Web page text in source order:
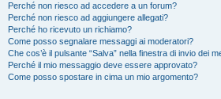
Perché non riesco ad accedere a un forum?
Perché non riesco ad aggiungere allegati?
Perché ho ricevuto un richiamo?
Come posso segnalare messaggi ai moderatori?
Che cos’è il pulsante “Salva” nella finestra di invio dei
Perché il mio messaggio deve essere approvato?
Come posso spostare in cima un mio argomento?